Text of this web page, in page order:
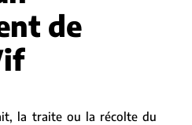
de
la traite ou la récolte du